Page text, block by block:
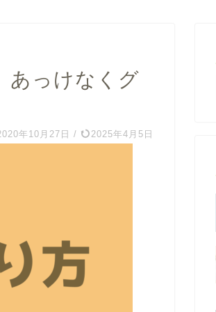
っけなくグ
年10月27日 / 2025年4月5日